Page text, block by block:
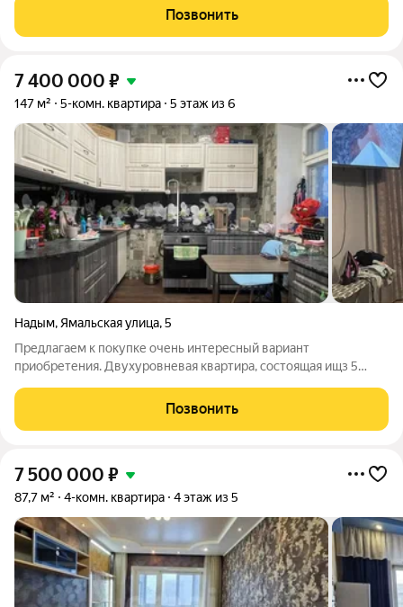
ремонт. Окна пластиковые, межкомнатные двери заменены на
современные, сан узел облицован
Позвонить
7 400 000 ₽
147 м² 5-комн. квартира 5 этаж из 6
Надым, Ямальская улица,5
Предлагаем к покупке очень интересный вариант
приобретения. Двухуровневая квартира, состоящая ищз 5
семьи! На первом этаже расположена просторная кухня-
гостинная, есть большое пространство
Позвонить
7 500 000 ₽
87,7 м² 4-комн. квартира 4 этаж из 5